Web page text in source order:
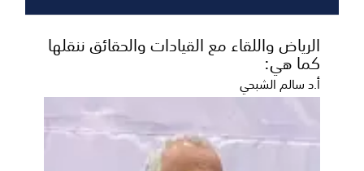
الرياض واللقاء مع القيادات والحقائق ننقلها
كما هي:
أ.د سالم الشبحي